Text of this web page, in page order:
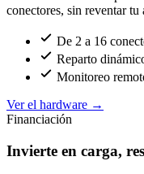
conectores, sin reventar tu
De 2 a 16
Reparto
Monitoreo
Ver el hardware →
Financiación
Invierte en carga,